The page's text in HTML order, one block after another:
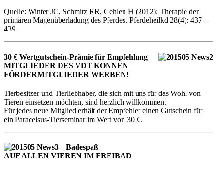
Quelle: Winter JC, Schmitz RR, Gehlen H (2012): Therapie der
primären Magenüberladung des Pferdes. Pferdeheilkd 28(4): 437–
439.
30 € Wertgutschein-Prämie für Empfehlung
MITGLIEDER DES VDT KÖNNEN
FÖRDERMITGLIEDER WERBEN!
Tierbesitzer und Tierliebhaber, die sich mit uns für das Wohl von
Tieren einsetzen möchten, sind herzlich willkommen.
Für jedes neue Mitglied erhält der Empfehler einen Gutschein für
ein Paracelsus-Tierseminar im Wert von 30 €.
Badespaß
AUF ALLEN VIEREN IM FREIBAD